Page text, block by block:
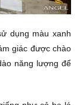
dụng màu xanh
giác được chào
năng lượng để